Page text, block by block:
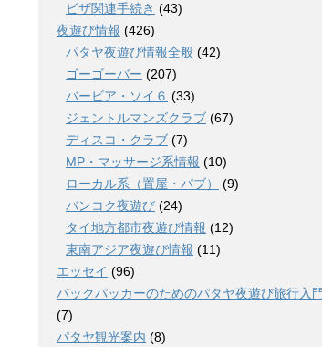
ビザ関連手続き (43)
夜遊び情報 (426)
パタヤ夜遊び情報全般 (42)
ゴーゴーバー (207)
バービア・ソイ６ (33)
ジェントルマンズクラブ (67)
ディスコ・クラブ (7)
MP・マッサージ系情報 (10)
ローカル系（置屋・パブ）
(9)
バンコク夜遊び (24)
タイ地方都市夜遊び情報 (12)
東南アジア夜遊び情報 (11)
エッセイ (96)
バックパッカーのためのパタヤ夜遊び旅行入門
(7)
パタヤ観光案内 (8)